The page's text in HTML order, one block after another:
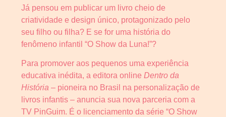
Já pensou em publicar um livro cheio de
criatividade e design único, protagonizado pelo
seu filho ou filha? E se for uma história do
fenômeno infantil “O Show da Luna!”?
Para promover aos pequenos uma experiência
educativa inédita, a editora online Dentro da
História – pioneira no Brasil na personalização de
livros infantis – anuncia sua nova parceria com a
TV PinGuim. É o licenciamento da série “O Show